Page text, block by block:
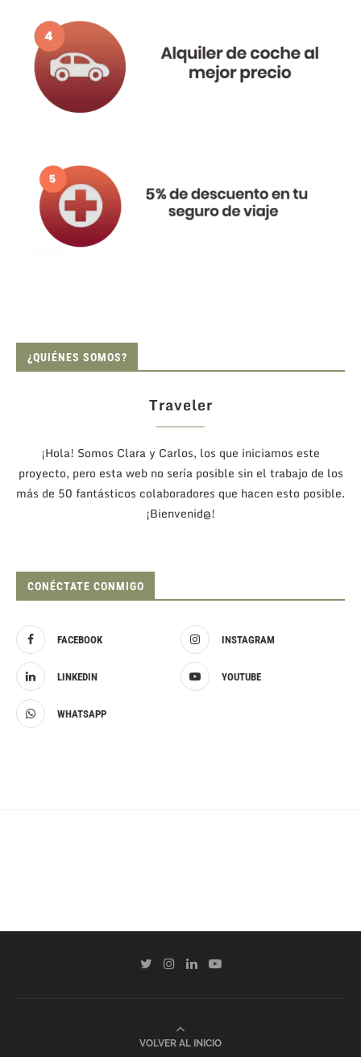
¿QUIÉNES SOMOS?
Traveler
¡Hola! Somos Clara y Carlos, los que iniciamos este
proyecto, pero esta web no sería posible sin el trabajo de los
más de 50 fantásticos colaboradores que hacen esto posible.
¡Bienvenid@!
CONÉCTATE CONMIGO
FACEBOOK INSTAGRAM
LINKEDIN YOUTUBE
WHATSAPP
VOLVER AL INICIO